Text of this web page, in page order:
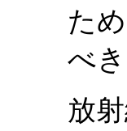
た
べ
放